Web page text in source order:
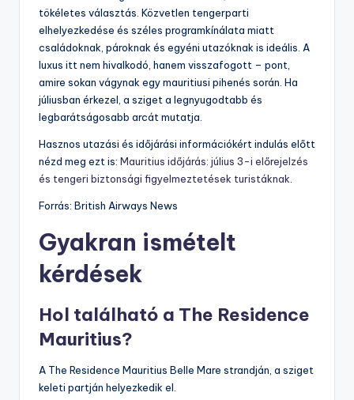
tökéletes választás. Közvetlen tengerparti
elhelyezkedése és széles programkínálata miatt
családoknak, pároknak és egyéni utazóknak is ideális. A
luxus itt nem hivalkodó, hanem visszafogott – pont,
amire sokan vágynak egy mauritiusi pihenés során. Ha
júliusban érkezel, a sziget a legnyugodtabb és
legbarátságosabb arcát mutatja.
Hasznos utazási és időjárási információkért indulás előtt
nézd meg ezt is: Mauritius időjárás: július 3-i előrejelzés
és tengeri biztonsági figyelmeztetések turistáknak.
Forrás: British Airways News
Gyakran ismételt
kérdések
Hol található a The Residence
Mauritius?
A The Residence Mauritius Belle Mare strandján, a sziget
keleti partján helyezkedik el.